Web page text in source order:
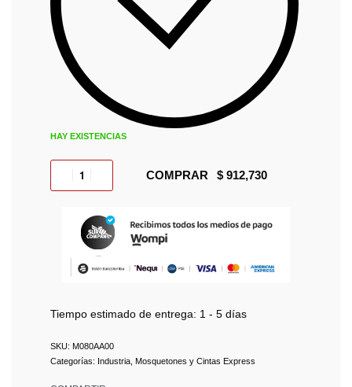
HAY EXISTENCIAS
COMPRAR
Tiempo estimado de entrega: 1 - 5 días
M080AA00
Categorías: Industria Mosquetones y Cintas Express